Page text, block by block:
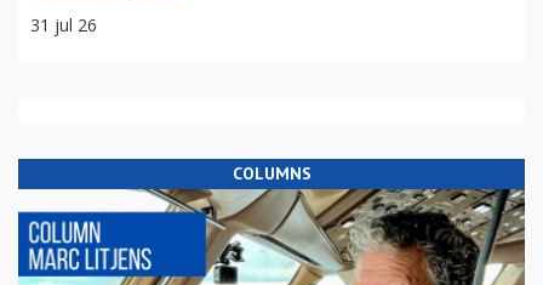
31 jul 26
COLUMNS